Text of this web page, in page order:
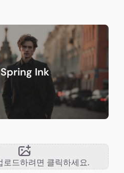
Spring Ink
로드하려면 클릭하세요.